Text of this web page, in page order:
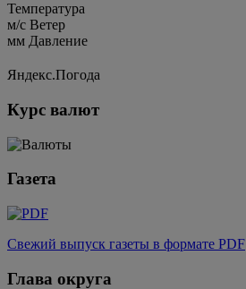
Температура
м/c Ветер
мм Давление
Яндекс.Погода
Курс валют
Газета
Свежий выпуск газеты в формате PDF
Глава округа